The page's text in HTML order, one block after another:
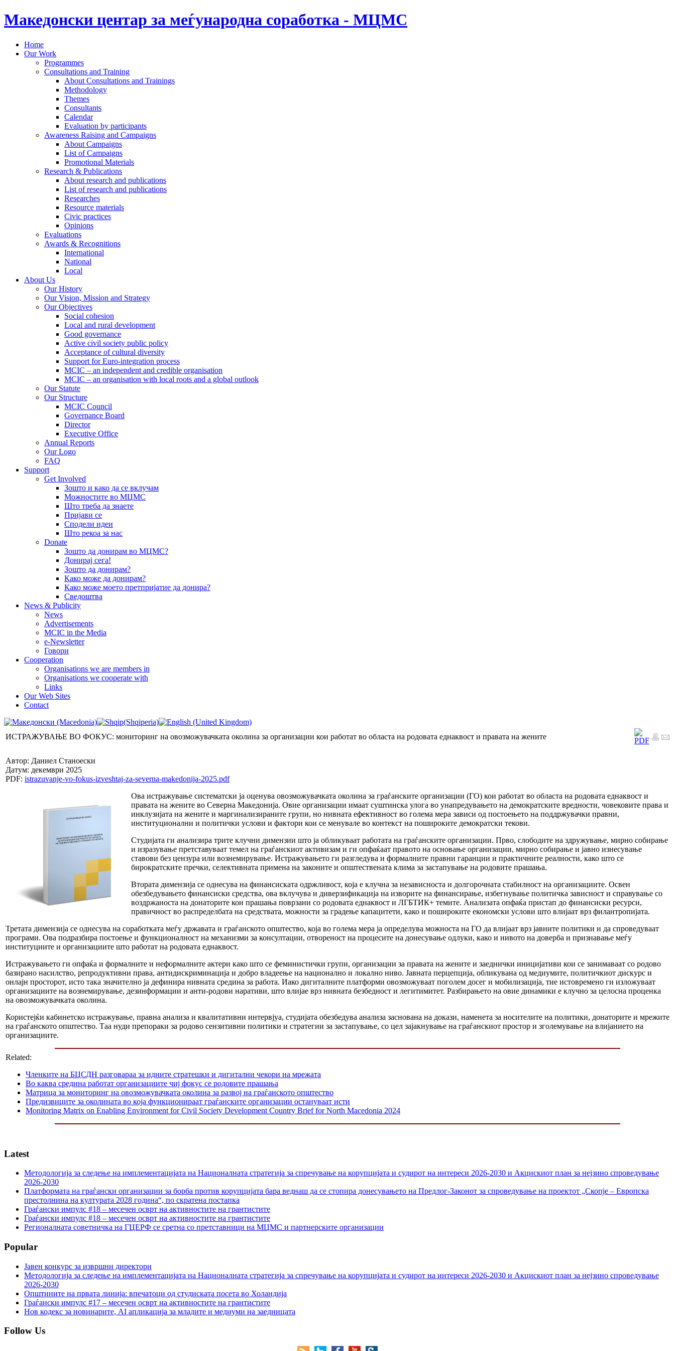
Македонски центар за меѓународна соработка - МЦМС
Home
Our Work
Programmes
Consultations and Training
About Consultations and Trainings
Methodology
Themes
Consultants
Calendar
Evaluation by participants
Awareness Raising and Campaigns
About Campaigns
List of Campaigns
Promotional Materials
Research & Publications
About research and publications
List of research and publications
Researches
Resource materials
Civic practices
Opinions
Evaluations
Awards & Recognitions
International
National
Local
About Us
Our History
Our Vision, Mission and Strategy
Our Objectives
Social cohesion
Local and rural development
Good governance
Active civil society public policy
Acceptance of cultural diversity
Support for Euro-integration process
MCIC – an independent and credible organisation
MCIC – an organisation with local roots and a global outlook
Our Statute
Our Structure
MCIC Council
Governance Board
Director
Executive Office
Annual Reports
Our Logo
FAQ
Support
Get Involved
Зошто и како да се вклучам
Можностите во МЦМС
Што треба да знаете
Пријави се
Сподели идеи
Што рекоа за нас
Donate
Зошто да донирам во МЦМС?
Донирај сега!
Зошто да донирам?
Како може да донирам?
Како може моето претпријатие да донира?
Сведоштва
News & Publicity
News
Advertisements
MCIC in the Media
e-Newsletter
Говори
Cooperation
Organisations we are members in
Organisations we cooperate with
Links
Our Web Sites
Contact
ИСТРАЖУВАЊЕ ВО ФОКУС: мониторинг на овозможувачката околина за организации кои работат во областа на родовата еднаквост и правата на жените
Автор: Даниел Станоески
Датум: декември 2025
PDF: istrazuvanje-vo-fokus-izveshtaj-za-severna-makedonija-2025.pdf
Ова истражување систематски ја оценува овозможувачката околина за граѓанските организации (ГО) кои работат во областа на родовата еднаквост и
правата на жените во Северна Македонија. Овие организации имаат суштинска улога во унапредувањето на демократските вредности, човековите права и
инклузијата на жените и маргинализираните групи, но нивната ефективност во голема мера зависи од постоењето на поддржувачки правни,
институционални и политички услови и фактори кои се менувале во контекст на пошироките демократски текови.
Студијата ги анализира трите клучни димензии што ја обликуваат работата на граѓанските организации. Прво, слободите на здружување, мирно собирање
и изразување претставуваат темел на граѓанскиот активизам и ги опфаќаат правото на основање организации, мирно собирање и јавно изнесување
ставови без цензура или вознемирување. Истражувањето ги разгледува и формалните правни гаранции и практичните реалности, како што се
бирократските пречки, селективната примена на законите и општествената клима за застапување на родовите прашања.
Втората димензија се однесува на финансиската одржливост, која е клучна за независноста и долгорочната стабилност на организациите. Освен
обезбедувањето финансиски средства, ова вклучува и диверзификација на изворите на финансирање, избегнување политичка зависност и справување со
воздржаноста на донаторите кон прашања поврзани со родовата еднаквост и ЛГБТИК+ темите. Анализата опфаќа пристап до финансиски ресурси,
правичност во распределбата на средствата, можности за градење капацитети, како и пошироките економски услови што влијаат врз филантропијата.
Третата димензија се однесува на соработката меѓу државата и граѓанското општество, која во голема мера ја определува можноста на ГО да влијаат врз јавните политики и да спроведуваат
програми. Ова подразбира постоење и функционалност на механизми за консултации, отвореност на процесите на донесување одлуки, како и нивото на доверба и признавање меѓу
институциите и организациите што работат на родовата еднаквост.
Истражувањето ги опфаќа и формалните и неформалните актери како што се феминистички групи, организации за правата на жените и заеднички иницијативи кои се занимаваат со родово
базирано насилство, репродуктивни права, антидискриминација и добро владеење на национално и локално ниво. Јавната перцепција, обликувана од медиумите, политичкиот дискурс и
онлајн просторот, исто така значително ја дефинира нивната средина за работа. Иако дигиталните платформи овозможуваат поголем досег и мобилизација, тие истовремено ги изложуваат
организациите на вознемирување, дезинформации и анти-родови наративи, што влијае врз нивната безбедност и легитимитет. Разбирањето на овие динамики е клучно за целосна проценка
на овозможувачката околина.
Користејќи кабинетско истражување, правна анализа и квалитативни интервјуа, студијата обезбедува анализа заснована на докази, наменета за носителите на политики, донаторите и мрежите
на граѓанското општество. Таа нуди препораки за родово сензитивни политики и стратегии за застапување, со цел зајакнување на граѓанскиот простор и зголемување на влијанието на
организациите.
Related:
Членките на БЦСДН разговараа за идните стратешки и дигитални чекори на мрежата
Во каква средина работат организациите чиј фокус се родовите прашања
Матрица за мониторинг на овозможувачката околина за развој на граѓанското општество
Предизвиците за околината во која функционираат граѓанските организации остануваат исти
Monitoring Matrix on Enabling Environment for Civil Society Development Country Brief for North Macedonia 2024
Latest
Методологија за следење на имплементацијата на Националната стратегија за спречување на корупцијата и судирот на интереси 2026-2030 и Акцискиот план за нејзино спроведување
2026-2030
Платформата на граѓански организации за борба против корупцијата бара веднаш да се стопира донесувањето на Предлог-Законот за спроведување на проектот „Скопје – Европска
престолнина на културата 2028 година“, по скратена постапка
Граѓански импулс #18 – месечен осврт на активностите на грантистите
Граѓански импулс #18 – месечен осврт на активностите на грантистите
Регионалната советничка на ГЦЕРФ се сретна со претставници на МЦМС и партнерските организации
Popular
Јавен конкурс за извршни директори
Методологија за следење на имплементацијата на Националната стратегија за спречување на корупцијата и судирот на интереси 2026-2030 и Акцискиот план за нејзино спроведување
2026-2030
Општините на првата линија: впечатоци од студиската посета во Холандија
Граѓански импулс #17 – месечен осврт на активностите на грантистите
Нов кодекс за новинарите, AI апликација за младите и медиуми на заедницата
Follow Us